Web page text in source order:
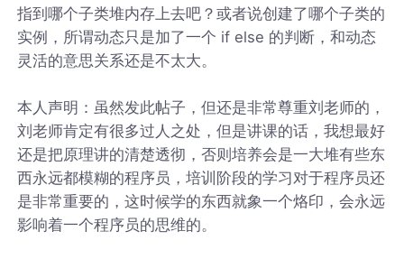
指到哪个子类堆内存上去吧？或者说创建了哪个子类的
实例，所谓动态只是加了一个 if else 的判断，和动态
灵活的意思关系还是不太大。
本人声明：虽然发此帖子，但还是非常尊重刘老师的，
刘老师肯定有很多过人之处，但是讲课的话，我想最好
还是把原理讲的清楚透彻，否则培养会是一大堆有些东
西永远都模糊的程序员，培训阶段的学习对于程序员还
是非常重要的，这时候学的东西就象一个烙印，会永远
影响着一个程序员的思维的。